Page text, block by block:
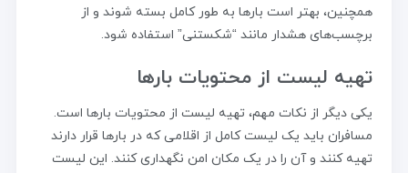
همچنین، بهتر است بارها به طور کامل بسته شوند و از
برچسب‌های هشدار مانند “شکستنی” استفاده شود.
تهیه لیست از محتویات بارها
یکی دیگر از نکات مهم، تهیه لیست از محتویات بارها است.
مسافران باید یک لیست کامل از اقلامی که در بارها قرار دارند
تهیه کنند و آن را در یک مکان امن نگهداری کنند. این لیست